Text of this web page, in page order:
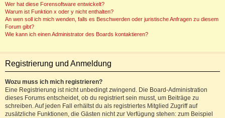
Wer hat diese Forensoftware entwickelt?
Warum ist Funktion x oder y nicht enthalten?
An wen soll ich mich wenden, falls es Beschwerden oder juristische Anfragen zu diesem
Forum gibt?
Wie kann ich einen Administrator des Boards kontaktieren?
Registrierung und Anmeldung
Wozu muss ich mich registrieren?
Eine Registrierung ist nicht unbedingt zwingend. Die Board-Administration
dieses Forums entscheidet, ob du registriert sein musst, um Beiträge zu
schreiben. Auf jeden Fall erhältst du als registriertes Mitglied Zugriff auf
zusätzliche Funktionen, die Gästen nicht zur Verfügung stehen: zum Beispiel